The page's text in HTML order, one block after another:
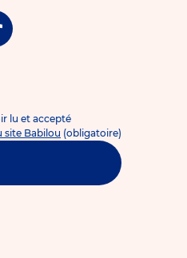
lu et accepté
site Babilou (obligatoire)